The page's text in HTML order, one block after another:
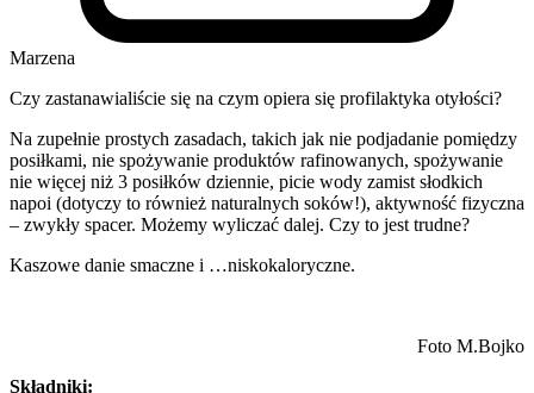
Marzena
Czy zastanawialiście się na czym opiera się profilaktyka otyłości?
Na zupełnie prostych zasadach, takich jak nie podjadanie pomiędzy
posiłkami, nie spożywanie produktów rafinowanych, spożywanie
nie więcej niż 3 posiłków dziennie, picie wody zamist słodkich
napoi (dotyczy to również naturalnych soków!), aktywność fizyczna
– zwykły spacer. Możemy wyliczać dalej. Czy to jest trudne?
Kaszowe danie smaczne i …niskokaloryczne.
Foto M.Bojko
Składniki: